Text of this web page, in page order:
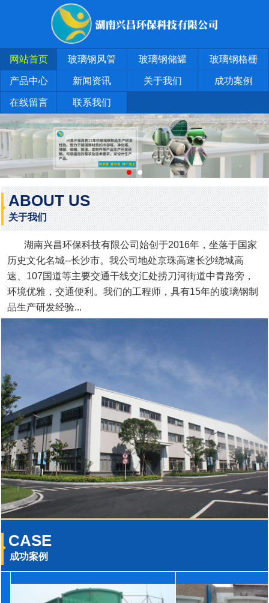
网站首页 玻璃钢风管 玻璃钢储罐 玻璃钢格栅
产品中心 新闻资讯 关于我们 成功案例
在线留言 联系我们
ABOUT US
关于我们
湖南兴昌环保科技有限公司始创于2016年，坐落于国家
历史文化名城--长沙市。我公司地处京珠高速长沙绕城高
速、107国道等主要交通干线交汇处捞刀河街道中青路旁，
环境优雅，交通便利。我们的工程师，具有15年的玻璃钢制
品生产研发经验...
CASE
成功案例